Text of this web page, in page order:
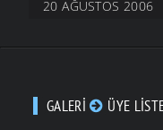
20 AĞUSTOS 2006
GALERI ÜYE